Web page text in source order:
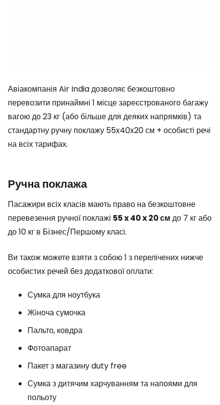
Авіакомпанія Air India дозволяє безкоштовно
перевозити принаймні 1 місце зареєстрованого багажу
вагою до 23 кг (або більше для деяких напрямків) та
стандартну ручну поклажу 55x40x20 см + особисті речі
на всіх тарифах.
Ручна поклажа
Пасажири всіх класів мають право на безкоштовне
перевезення ручної поклажі 55 x 40 x 20 см до 7 кг або
до 10 кг в Бізнес/Першому класі.
Ви також можете взяти з собою 1 з перелічених нижче
особистих речей без додаткової оплати:
Сумка для ноутбука
Жіноча сумочка
Пальто, ковдра
Фотоапарат
Пакет з магазинуduty free
Сумка з дитячим харчуванням та напоями для
польоту